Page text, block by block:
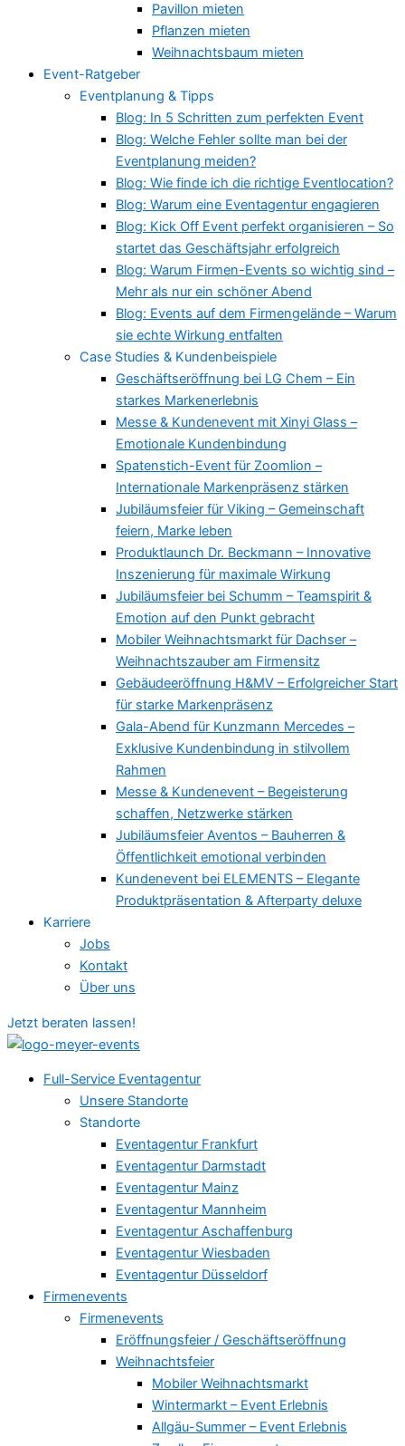
Pavillon mieten
Pflanzen mieten
Weihnachtsbaum mieten
Event-Ratgeber
Eventplanung & Tipps
Blog: In 5 Schritten zum perfekten Event
Blog: Welche Fehler sollte man bei der
Eventplanung meiden?
Blog: Wie finde ich die richtige Eventlocation?
Blog: Warum eine Eventagentur engagieren
Blog: Kick Off Event perfekt organisieren – So
startet das Geschäftsjahr erfolgreich
Blog: Warum Firmen-Events so wichtig sind –
Mehr als nur ein schöner Abend
Blog: Events auf dem Firmengelände – Warum
sie echte Wirkung entfalten
Case Studies & Kundenbeispiele
Geschäftseröffnung bei LG Chem – Ein
starkes Markenerlebnis
Messe & Kundenevent mit Xinyi Glass –
Emotionale Kundenbindung
Spatenstich-Event für Zoomlion –
Internationale Markenpräsenz stärken
Jubiläumsfeier für Viking – Gemeinschaft
feiern, Marke leben
Produktlaunch Dr. Beckmann – Innovative
Inszenierung für maximale Wirkung
Jubiläumsfeier bei Schumm – Teamspirit &
Emotion auf den Punkt gebracht
Mobiler Weihnachtsmarkt für Dachser –
Weihnachtszauber am Firmensitz
Gebäudeeröffnung H&MV – Erfolgreicher Start
für starke Markenpräsenz
Gala-Abend für Kunzmann Mercedes –
Exklusive Kundenbindung in stilvollem
Rahmen
Messe & Kundenevent – Begeisterung
schaffen, Netzwerke stärken
Jubiläumsfeier Aventos – Bauherren &
Öffentlichkeit emotional verbinden
Kundenevent bei ELEMENTS – Elegante
Produktpräsentation & Afterparty deluxe
Karriere
Jobs
Kontakt
Über uns
Jetzt beraten lassen!
Full-Service Eventagentur
Unsere Standorte
Standorte
Eventagentur Frankfurt
Eventagentur Darmstadt
Eventagentur Mainz
Eventagentur Mannheim
Eventagentur Aschaffenburg
Eventagentur Wiesbaden
Eventagentur Düsseldorf
Firmenevents
Firmenevents
Eröffnungsfeier / Geschäftseröffnung
Weihnachtsfeier
Mobiler Weihnachtsmarkt
Wintermarkt – Event Erlebnis
Allgäu-Summer – Event Erlebnis